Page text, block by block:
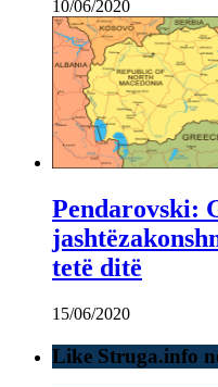
10/06/2020
Pendarovski:
tetë ditë
15/06/2020
Like Struga.info